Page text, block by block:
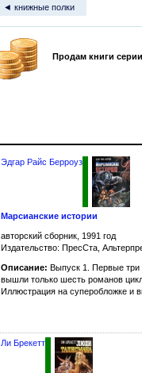
◄ книжные полки
Продам книги
Эдгар Райс Берроуз
Марсианские истории
авторский сборник, 1991 год
Издательство: ПресСта,
Описание: Выпуск 1. Первые три
вышли только шесть романов
Иллюстрация на суперобложке и
Ли Брекетт